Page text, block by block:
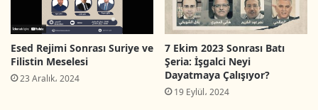
Kimlik, hafıza ve ulusal kültürdeki
dönüşümler:Bu tema dönüşen Filistinli
kimliğinin medya, okul müfredatları ile
kültürel ve ulusal mobilizasyon araç ve
platformlarında nasıl gösterildiğine
Esed Rejimi Sonrası Suriye ve
Filistin Meselesi
23 Aralık، 2024
7 Ekim 2023 Sonrası Batı
Şeria: İşgalci Neyi
Dayatmaya Çalışıyor?
19 Eylül، 2024